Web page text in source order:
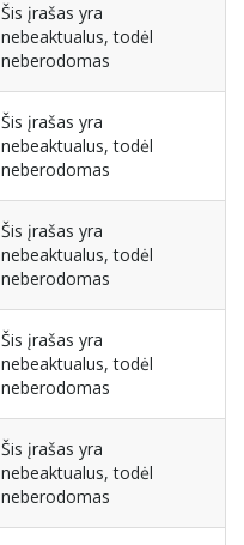
Šis įrašas yra
nebeaktualus, todėl
neberodomas
Šis įrašas yra
nebeaktualus, todėl
neberodomas
Šis įrašas yra
nebeaktualus, todėl
neberodomas
Šis įrašas yra
nebeaktualus, todėl
neberodomas
Šis įrašas yra
nebeaktualus, todėl
neberodomas